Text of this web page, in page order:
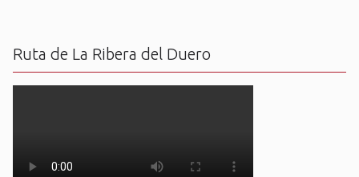
Ruta de La Ribera del Duero